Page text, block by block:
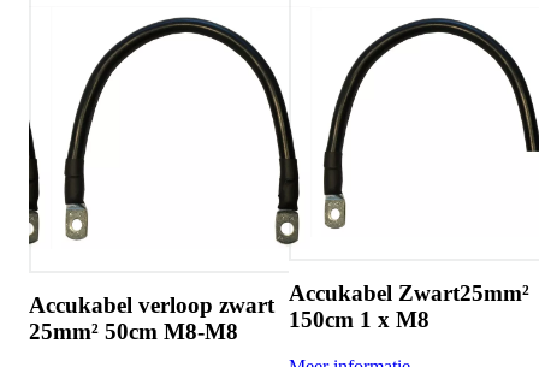
verloop zwart
50cm M8-M8
Accukabel Zwart25mm²
150cm 1 x M8